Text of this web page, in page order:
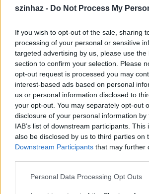
szinhaz - Do Not Process My
If you wish to opt-out of the sale, sharing
processing of your personal or sensitive
targeted advertising by us, please use the
section to confirm your selection. Please
opt-out request is processed you may
interest-based ads based on personal
us or personal information disclosed to
your opt-out. You may separately opt-out
disclosure of your personal information
IAB’s list of downstream participants.
also be disclosed by us to third parties on
Downstream Participants that may further
Please note that this website/app uses
Personal Data Processing Opt Outs
utánozhatatlan csillámporával, ez
nézőből. Mi ennek a furcsaságát is
ezzel a projekttel. Mert mindenből
Elég, ha egy csapat macskára,
Mozartra, vagy akár Jézus életére
Mi most első körben lokális
műfajt. Meghívást kaptam
Tusnádfürdőre, hogy a
bemutassak egy előadást. Ekkor
a gondolat, hogy mi lenne, ha egy
megismételhetetlen dolgot
történetesen azt, hogy ott, helyben
- Vannak a különös műfajnak